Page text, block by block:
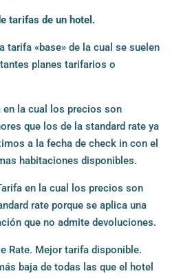
tarifas de un hotel.
tarifa «base» de la cual se suelen
planes tarifarios o
en la cual los precios son
que los de la standard rate ya
a la fecha de check in con el
habitaciones disponibles.
en la cual los precios son
rate porque se aplica una
que no admite devoluciones.
Rate. Mejor tarifa disponible.
baja de todas las que el hotel